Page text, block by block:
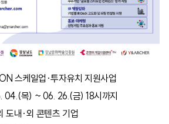
스케일업·투자유치 지원사업
목) ~ 06. 26.(금) 18시까지
도내·외 콘텐츠 기업